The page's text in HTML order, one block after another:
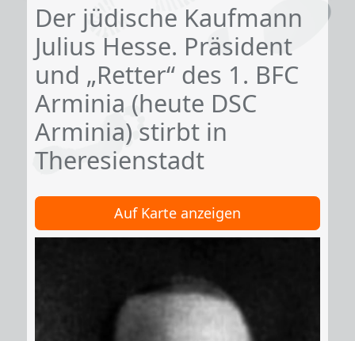
Der jüdische Kaufmann
Julius Hesse. Präsident
und „Retter“ des 1. BFC
Arminia (heute DSC
Arminia) stirbt in
Theresienstadt
Auf Karte anzeigen